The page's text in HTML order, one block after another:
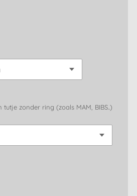
zonder ring (zoals MAM, BIBS..)